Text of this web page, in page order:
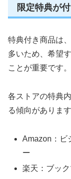
限定特典が
特典付き商品は、
多いため、希望
ことが重要です。
各ストアの特典
る傾向があります
Amazon：ビ
ー
楽天：ブッ